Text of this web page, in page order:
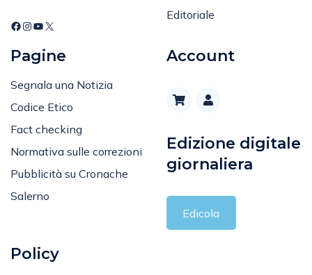
Editoriale
Pagine
Segnala una Notizia
Codice Etico
Fact checking
Normativa sulle correzioni
Pubblicità su Cronache
Salerno
Account
Edizione digitale
giornaliera
Edicola
Policy